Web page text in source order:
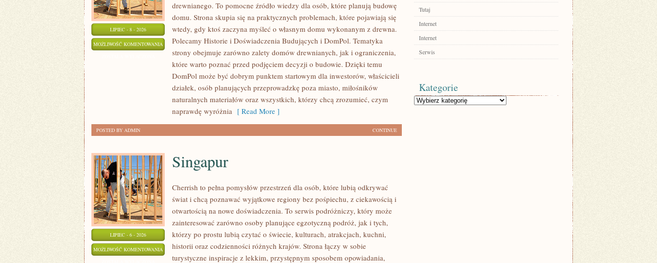
LIPIEC - 8 - 2026
MOŻLIWOŚĆ KOMENTOWANIA WNĘTRZA
WYKOŃCZENIA
drewnianego. To pomocne źródło wiedzy dla osób, które planują budowę
domu. Strona skupia się na praktycznych problemach, które pojawiają się
wtedy, gdy ktoś zaczyna myśleć o własnym domu wykonanym z drewna.
Polecamy Historie i Doświadczenia Budujących i DomPol. Tematyka
strony obejmuje zarówno zalety domów drewnianych, jak i ograniczenia,
które warto poznać przed podjęciem decyzji o budowie. Dzięki temu
DomPol może być dobrym punktem startowym dla inwestorów, właścicieli
działek, osób planujących przeprowadzkę poza miasto, miłośników
naturalnych materiałów oraz wszystkich, którzy chcą zrozumieć, czym
naprawdę wyróżnia [ Read More ]
CONTINUE
POSTED BY ADMIN
LIPIEC - 6 - 2026
MOŻLIWOŚĆ KOMENTOWANIA SINGAPUR
Singapur
Cherrish to pełna pomysłów przestrzeń dla osób, które lubią odkrywać
świat i chcą poznawać wyjątkowe regiony bez pośpiechu, z ciekawością i
otwartością na nowe doświadczenia. To serwis podróżniczy, który może
zainteresować zarówno osoby planujące egzotyczną podróż, jak i tych,
którzy po prostu lubią czytać o świecie, kulturach, atrakcjach, kuchni,
historii oraz codzienności różnych krajów. Strona łączy w sobie
turystyczne inspiracje z lekkim, przystępnym sposobem opowiadania,
Tutaj
Internet
Internet
Serwis
Kategorie
Kategorie